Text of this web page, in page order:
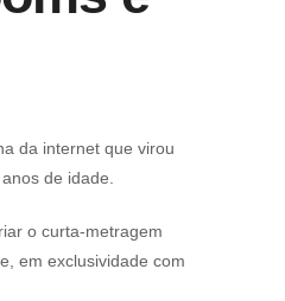
da internet que virou
de idade.
o curta-metragem
em exclusividade com